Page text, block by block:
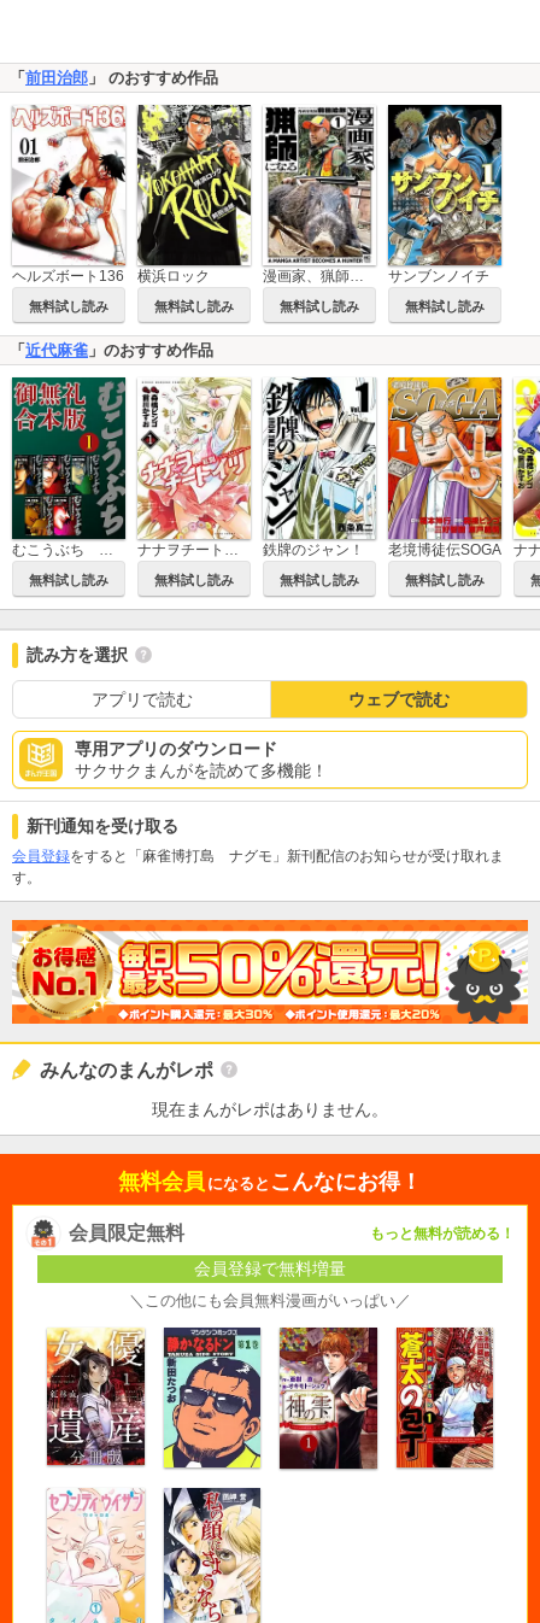
「前田治郎 」 のおすすめ作品
ヘルズボート136
無料試し読み
横浜ロック
無料試し読み
漫画家、猟師になる
無料試し読み
サンブンノイチ
無料試し読み
「 近代麻雀 」のおすすめ作品
むこうぶち 高レート裏麻雀列伝【御無礼合本版】
無料試し読み
ナナヲチートイツ 紅龍
無料試し読み
鉄牌のジャン！
無料試し読み
老境博徒伝SOGA
無料試し読み
読み方を選択
アプリで読む ウェブで読む
専用アプリのダウンロード
サクサクまんがを読めて多機能！
新刊通知を受け取る
会員登録をすると「麻雀博打島 ナグモ」新刊配信のお知らせが受け取れま
す。
みんなのまんがレポ
現在まんがレポはありません。
無料会員 になると こんなにお得！
会員限定無料 もっと無料が読める！
会員登録で無料増量
＼この他にも会員無料漫画がいっぱい／